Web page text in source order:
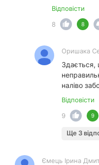
Відповісти
8
8
Оришака
Здається,
наліво
Відповісти
9
9
Ще 3
Ємець Ірина